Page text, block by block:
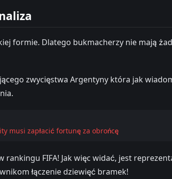
formie. Dlatego bukmacherzy nie mają
zwycięstwa Argentyny która jak
musi zapłacić fortunę za obrońcę
FIFA! Jak więc widać, jest
łączenie dziewięć bramek!